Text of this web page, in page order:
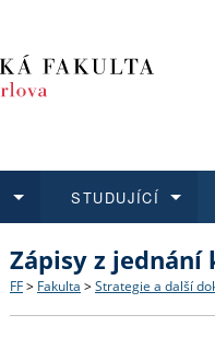
Struktura a historie
Strategie a další
Co studovat a jak se
Učitelské studijní
STUDUJÍCÍ
Bakalářské a magisterské
Doktorské studium
O vědě a výzkumu na FF
Akademické kvalifikace
Aktuální nabídky a
Vyjíždějící studenti
Zápisy z jednání
FF > Fakulta > Strategie a další